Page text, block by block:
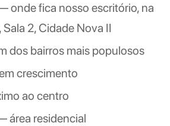
onde fica nosso escritório, na
Sala 2, Cidade Nova II
dos bairros mais populosos
crescimento
ao centro
área residencial